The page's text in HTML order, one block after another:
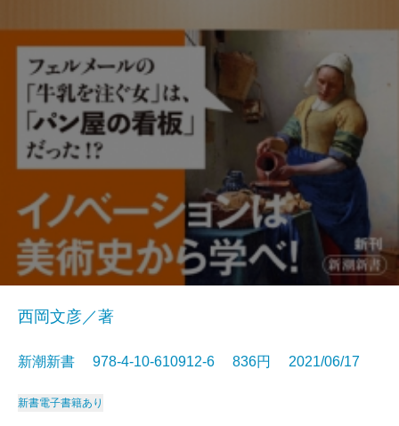
西岡文彦／著
新潮新書 978-4-10-610912-6 836円 2021/06/17
新書電子書籍あり